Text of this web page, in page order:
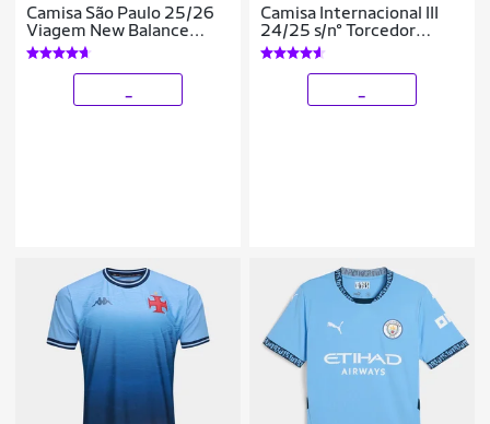
Camisa São Paulo 25/26
Viagem New Balance
Masculina
Camisa Internacional III
24/25 s/n° Torcedor
Adidas Feminina